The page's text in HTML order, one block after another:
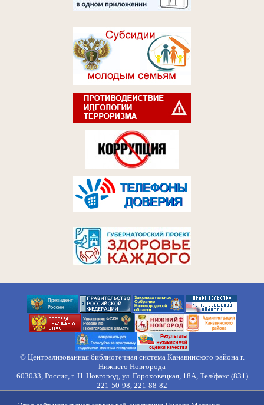
© Централизованная библиотечная система Канавинского района г.
Нижнего Новгорода
603033, Россия, г. Н. Новгород, ул. Гороховецкая, 18А, Тел/факс (831)
221-50-98, 221-88-82